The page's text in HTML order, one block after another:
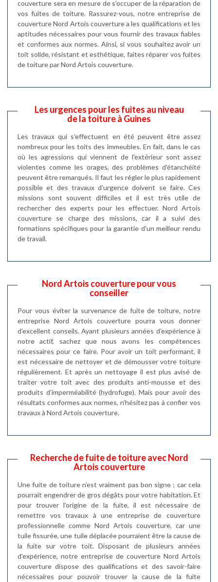
couverture sera en mesure de s’occuper de la réparation de
vos fuites de toiture. Rassurez-vous, notre entreprise de
couverture Nord Artois couverture a les qualifications et les
aptitudes nécessaires pour vous fournir des travaux fiables
et conformes aux normes. Ainsi, si vous souhaitez avoir un
toit solide, résistant et esthétique, faites réparer vos fuites
de toiture par Nord Artois couverture.
Les urgences pour les fuites au niveau
de la toiture à Guines
Les travaux qui s'effectuent en été peuvent être assez
nombreux pour les toits des immeubles. En fait, dans le cas
où les agressions qui viennent de l'extérieur sont assez
violentes comme les orages, des problèmes d'étanchéité
peuvent être remarqués. Il faut les régler le plus rapidement
possible et des travaux d'urgence doivent se faire. Ces
missions sont souvent difficiles et il est très utile de
rechercher des experts pour les effectuer. Nord Artois
couverture se charge des missions, car il a suivi des
formations spécifiques pour la garantie d'un meilleur rendu
de travail.
Nord Artois couverture pour vous
conseiller
Pour vous éviter la survenance de fuite de toiture, notre
entreprise Nord Artois couverture pourra vous donner
d’excellent conseils. Ayant plusieurs années d’expérience à
notre actif, sachez que nous avons les compétences
nécessaires pour ce faire. Pour avoir un toit performant, il
est nécessaire de nettoyer et de démousser votre toiture
régulièrement. Et après un nettoyage il est plus avisé de
traiter votre toit avec des produits anti-mousse et des
produits d’imperméabilité (hydrofuge). Mais pour avoir des
résultats conformes aux normes, n’hésitez pas à confier vos
travaux à Nord Artois couverture.
Recherche de fuite de toiture avec Nord
Artois couverture
Une fuite de toiture n’est vraiment pas bon signe ; car cela
pourrait engendrer de gros dégâts pour votre habitation. Et
pour trouver l’origine de la fuite, il est nécessaire de
remettre vos travaux à une entreprise de couverture
professionnelle comme Nord Artois couverture, car une
tuile fissurée, une tuile déplacée pourraient être la cause de
la fuite sur votre toit. Disposant de plusieurs années
d’expérience, notre entreprise de couverture Nord Artois
couverture dispose des qualifications et des savoir-faire
nécessaires pour pouvoir trouver la cause de la fuite